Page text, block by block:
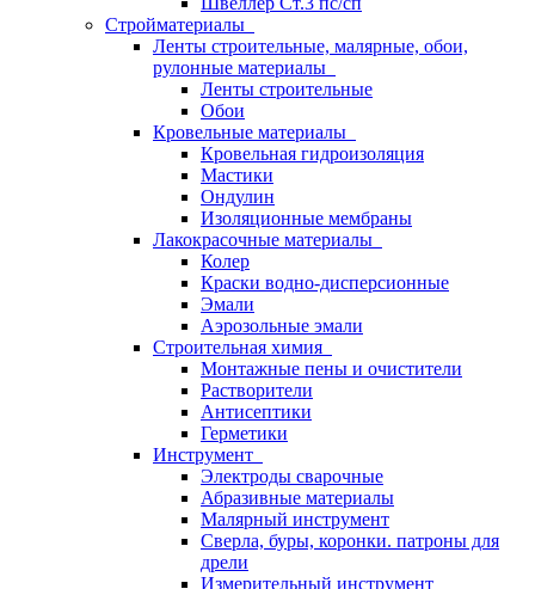
Стройматериалы
Ленты строительные, малярные, обои,
рулонные материалы
Ленты строительные
Обои
Кровельные материалы
Кровельная гидроизоляция
Мастики
Ондулин
Изоляционные мембраны
Лакокрасочные материалы
Колер
Краски водно-дисперсионные
Эмали
Аэрозольные эмали
Строительная химия
Монтажные пены и очистители
Растворители
Антисептики
Герметики
Инструмент
Электроды сварочные
Абразивные материалы
Малярный инструмент
Сверла, буры, коронки. патроны для
дрели
Измерительный инструмент